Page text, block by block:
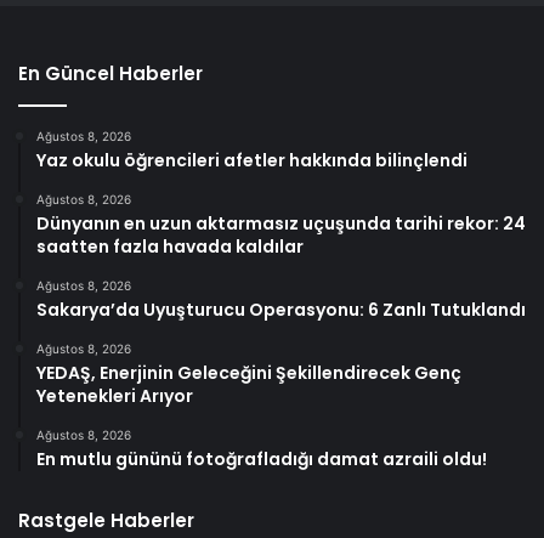
En Güncel Haberler
Ağustos 8, 2026
Yaz okulu öğrencileri afetler hakkında bilinçlendi
Ağustos 8, 2026
Dünyanın en uzun aktarmasız uçuşunda tarihi rekor: 24
saatten fazla havada kaldılar
Ağustos 8, 2026
Sakarya’da Uyuşturucu Operasyonu: 6 Zanlı Tutuklandı
Ağustos 8, 2026
YEDAŞ, Enerjinin Geleceğini Şekillendirecek Genç
Yetenekleri Arıyor
Ağustos 8, 2026
En mutlu gününü fotoğrafladığı damat azraili oldu!
Rastgele Haberler